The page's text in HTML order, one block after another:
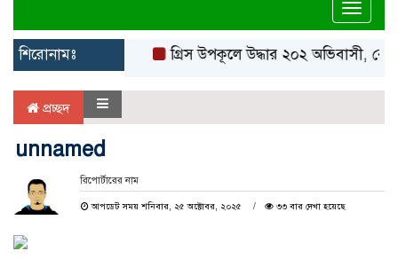
শিরোনামঃ গ্রিস উপকূলে উদ্ধার ২০২ অভিবাসী,
প্রচ্ছদ
unnamed
রিপোর্টারের নাম
আপডেট সময় শনিবার, ২৫ অক্টোবর, ২০২৫ ৩৩ বার দেখা হয়েছে